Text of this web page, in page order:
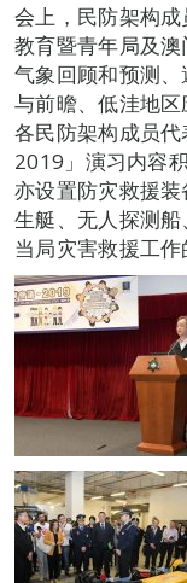
会上，民防架构成
教育暨青年局及
气象回顾和预测
与前曕、低洼地区
各民防架构成员
2019」演习内容
亦设置防灾救援
生艇、无人探测
当局灾害救援工作